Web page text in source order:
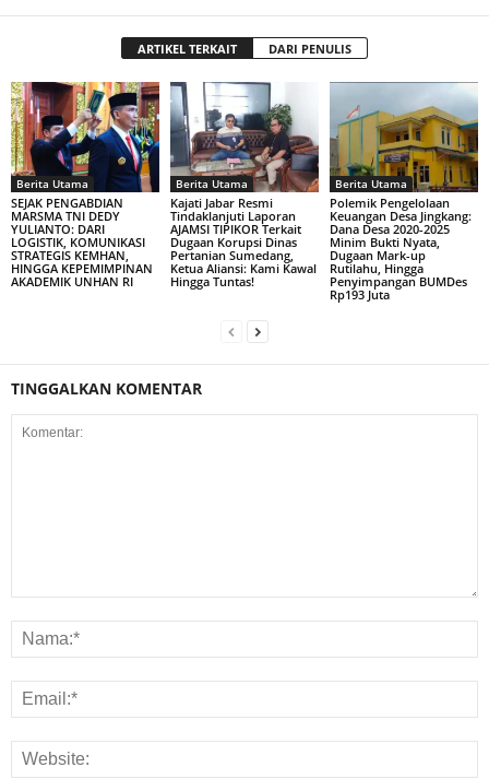
ARTIKEL TERKAIT DARI PENULIS
Berita Utama
SEJAK PENGABDIAN
MARSMA TNI DEDY
YULIANTO: DARI
LOGISTIK, KOMUNIKASI
STRATEGIS KEMHAN,
HINGGA KEPEMIMPINAN
AKADEMIK UNHAN RI
Berita Utama
Kajati Jabar Resmi
Tindaklanjuti Laporan
AJAMSI TIPIKOR Terkait
Dugaan Korupsi Dinas
Pertanian Sumedang,
Ketua Aliansi: Kami Kawal
Hingga Tuntas!
Berita Utama
Polemik Pengelolaan
Keuangan Desa Jingkang:
Dana Desa 2020-2025
Minim Bukti Nyata,
Dugaan Mark-up
Rutilahu, Hingga
Penyimpangan BUMDes
Rp193 Juta
TINGGALKAN KOMENTAR